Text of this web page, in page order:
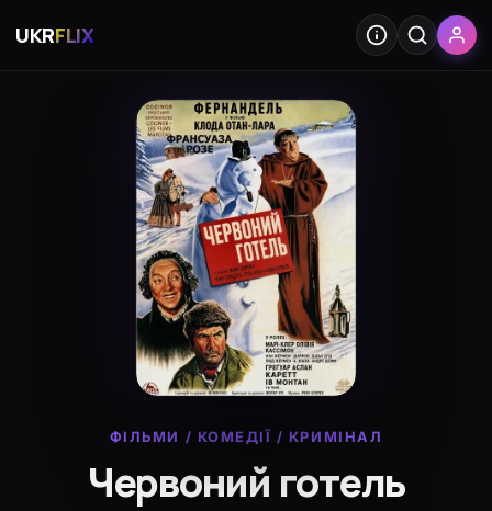
UKRFLIX
ФІЛЬМИ / КОМЕДІЇ / КРИМІНАЛ
Червоний готель